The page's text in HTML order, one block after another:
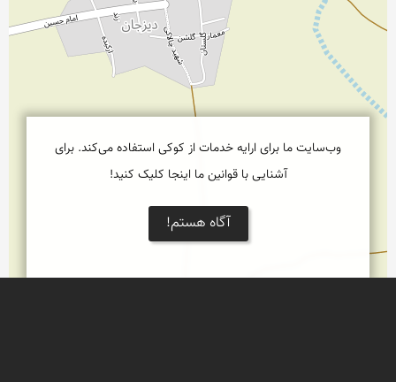
وب‌سایت ما برای ارایه خدمات از کوکی استفاده می‌کند. برای
آشنایی با قوانین ما اینجا کلیک کنید!
آگاه هستم!